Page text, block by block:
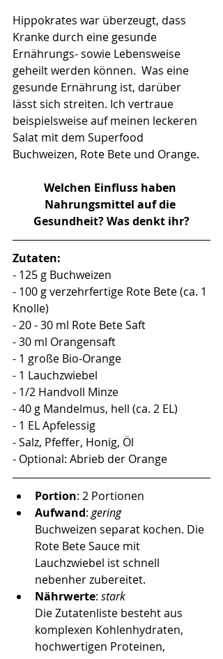
Hippokrates war überzeugt, dass
Kranke durch eine gesunde
Ernährungs- sowie Lebensweise
geheilt werden können.  Was eine
gesunde Ernährung ist, darüber
lässt sich streiten. Ich vertraue
beispielsweise auf meinen leckeren
Salat mit dem Superfood
Buchweizen, Rote Bete und Orange.
Welchen Einfluss haben
Nahrungsmittel auf die
Gesundheit? Was denkt ihr?
Zutaten:
- 125 g Buchweizen
- 100 g verzehrfertige Rote Bete (ca. 1
Knolle)
- 20 - 30 ml Rote Bete Saft
- 30 ml Orangensaft
- 1 große Bio-Orange
- 1 Lauchzwiebel
- 1/2 Handvoll Minze
- 40 g Mandelmus, hell (ca. 2 EL)
- 1 EL Apfelessig
- Salz, Pfeffer, Honig, Öl
- Optional: Abrieb der Orange
Portion: 2 Portionen
Aufwand: gering
Buchweizen separat kochen. Die
Rote Bete Sauce mit
Lauchzwiebel ist schnell
nebenher zubereitet.
Nährwerte: stark
Die Zutatenliste besteht aus
komplexen Kohlenhydraten,
hochwertigen Proteinen,